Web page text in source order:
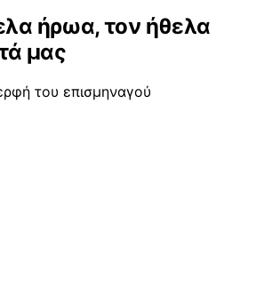
ήρωα, τον ήθελα
μας
του επισμηναγού